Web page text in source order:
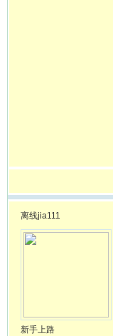
离线jia111
新手上路